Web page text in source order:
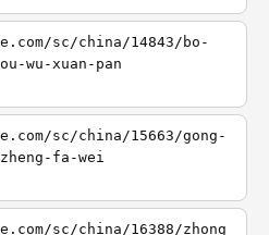
sc/china/14843/bo-
wu-xuan-pan
sc/china/15663/gong-
fa-wei
sc/china/16388/zhong